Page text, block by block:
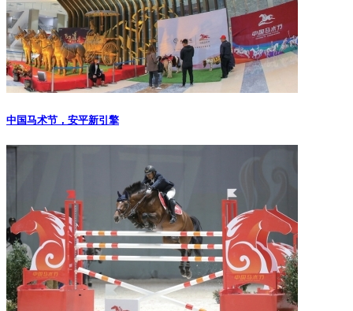
中国马术节，安平新引擎